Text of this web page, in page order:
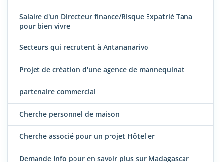
Salaire d'un Directeur finance/Risque Expatrié Tana
pour bien vivre
Secteurs qui recrutent à Antananarivo
Projet de création d'une agence de mannequinat
partenaire commercial
Cherche personnel de maison
Cherche associé pour un projet Hôtelier
Demande Info pour en savoir plus sur Madagascar